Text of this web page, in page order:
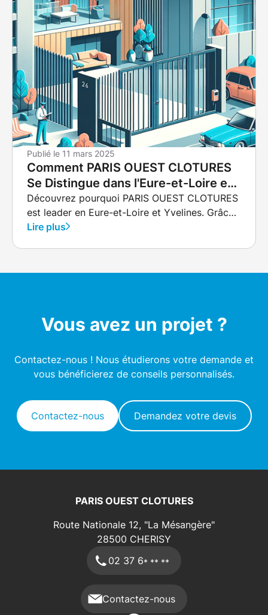
Publié le 11 mars 2025
Comment PARIS OUEST CLOTURES
Se Distingue dans l'Eure-et-Loire et
les Yvelines
Découvrez pourquoi PARIS OUEST CLOTURES
est leader en Eure-et-Loire et Yvelines. Grâce
à son expertise locale, son engagement envers
Lire plus
Vous avez un projet ?
Contactez-nous ! Nous étudierons votre demande et
vous bénéficierez de conseils personnalisés.
Contactez-nous Demandez votre devis
PARIS OUEST CLOTURES
Route Nationale 12, "La Mésangère"
28500 CHERISY
02 37 6* ** **
Contactez-nous